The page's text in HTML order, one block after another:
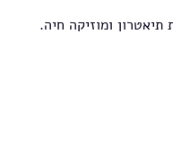
ומוזיקה חיה.